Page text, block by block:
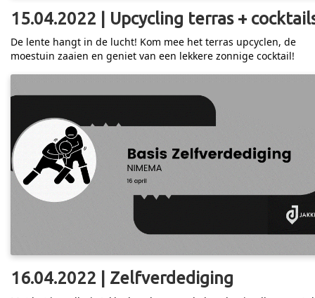
15.04.2022 | Upcycling terras +
De lente hangt in de lucht! Kom mee het terras upcyclen, de
moestuin zaaien en geniet van een lekkere zonnige cocktail!
16.04.2022 | Zelfverdediging